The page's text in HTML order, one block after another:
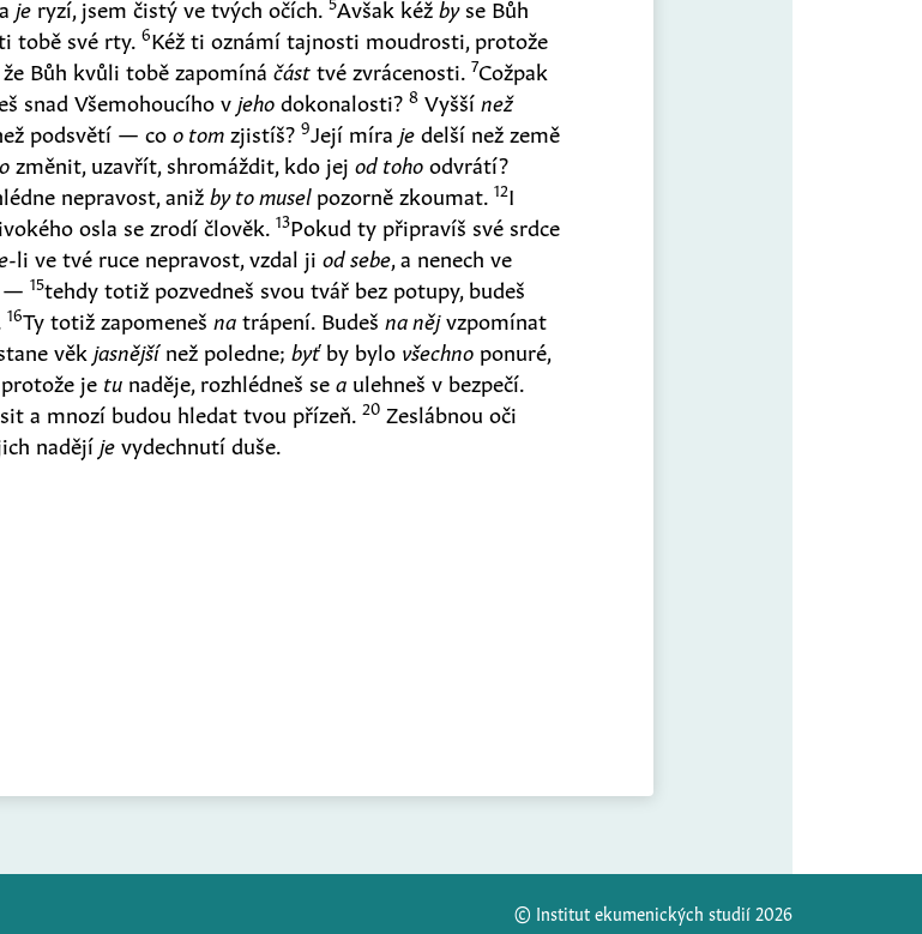
je ryzí, jsem čistý ve tvých očích. Avšak kéžbyse Bůh
tobě své rty.6Kéž ti oznámí tajnosti moudrosti, protože
Bůh kvůli tobě zapomínáčásttvé zvrácenosti.7Cožpak
snad Všemohoucího v jehodokonalosti?8 Vyšší než
podsvětí — coo tom zjistíš?9Její míra jedelší než země
změnit, uzavřít, shromáždit, kdo jejod tohoodvrátí?
nepravost, anižby to muselpozorně zkoumat.12I
osla se zrodí člověk.13Pokud ty připravíš své srdce
-li ve tvé ruce nepravost, vzdal jiod sebe, a nenech ve
—15tehdy totiž pozvedneš svou tvář bez potupy, budeš
16Ty totiž zapomeneš natrápení. Budeš na nějvzpomínat
věk jasnějšínež poledne;byťby bylo všechno ponuré,
je tu naděje, rozhlédneš sea ulehneš v bezpečí.
a mnozí budou hledat tvou přízeň.20 Zeslábnou oči
nadějí jevydechnutí duše.
© Institut ekumenických studií 2026